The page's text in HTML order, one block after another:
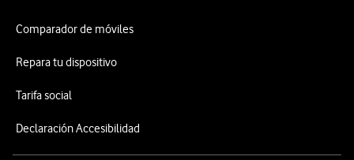
Comparador de móviles
Repara tu dispositivo
Tarifa social
Declaración Accesibilidad